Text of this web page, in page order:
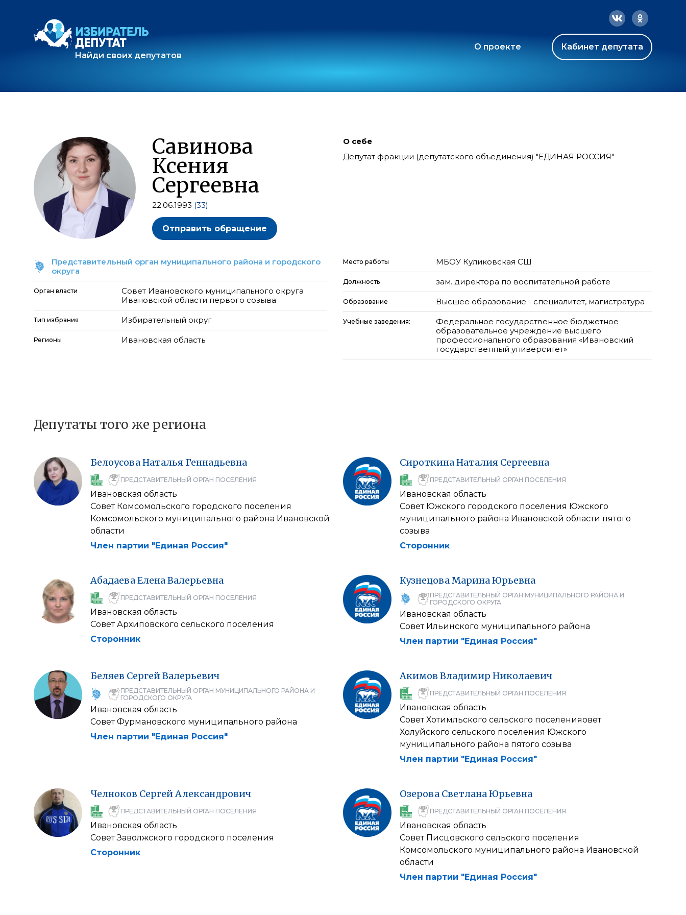
Найди своих депутатов
О проекте Кабинет депутата
Савинова
Ксения
Сергеевна
22.06.1993 (33)
Отправить обращение
О себе
Депутат фракции (депутатского объединения) "ЕДИНАЯ РОССИЯ"
Представительный орган муниципального района и городского
округа
Орган власти
Совет Ивановского муниципального округа
Ивановской области первого созыва
Тип избрания Избирательный округ
Регионы Ивановская область
Место работы МБОУ Куликовская СШ
Должность зам. директора по воспитательной работе
Образование Высшее образование - специалитет, магистратура
Учебные заведения:
Федеральное государственное бюджетное
образовательное учреждение высшего
профессионального образования «Ивановский
государственный университет»
Депутаты того же региона
БелоусоваНаталья Геннадьевна
ПРЕДСТАВИТЕЛЬНЫЙ ОРГАН ПОСЕЛЕНИЯ
Ивановская область
Совет Комсомольского городского поселения
Комсомольского муниципального района Ивановской
области
Член партии "Единая Россия"
СироткинаНаталия Сергеевна
ПРЕДСТАВИТЕЛЬНЫЙ ОРГАН ПОСЕЛЕНИЯ
Ивановская область
Совет Южского городского поселения Южского
муниципального района Ивановской области пятого
созыва
Сторонник
АбадаеваЕленаВалерьевна
ПРЕДСТАВИТЕЛЬНЫЙ ОРГАН ПОСЕЛЕНИЯ
Ивановская область
Совет Архиповского сельского поселения
Сторонник
КузнецоваМаринаЮрьевна
ПРЕДСТАВИТЕЛЬНЫЙ ОРГАН МУНИЦИПАЛЬНОГО РАЙОНА И
ГОРОДСКОГО ОКРУГА
Ивановская область
Совет Ильинского муниципального района
Член партии "Единая Россия"
Беляев СергейВалерьевич
ПРЕДСТАВИТЕЛЬНЫЙ ОРГАН МУНИЦИПАЛЬНОГО РАЙОНА И
ГОРОДСКОГО ОКРУГА
Ивановская область
Совет Фурмановского муниципального района
Член партии "Единая Россия"
Акимов Владимир Николаевич
ПРЕДСТАВИТЕЛЬНЫЙ ОРГАН ПОСЕЛЕНИЯ
Ивановская область
Совет Хотимльского сельского поселенияовет
Холуйского сельского поселения Южского
муниципального района пятого созыва
Член партии "Единая Россия"
Челноков СергейАлександрович
ПРЕДСТАВИТЕЛЬНЫЙ ОРГАН ПОСЕЛЕНИЯ
Ивановская область
Совет Заволжского городского поселения
Сторонник
Озерова СветланаЮрьевна
ПРЕДСТАВИТЕЛЬНЫЙ ОРГАН ПОСЕЛЕНИЯ
Ивановская область
Совет Писцовского сельского поселения
Комсомольского муниципального района Ивановской
области
Член партии "Единая Россия"